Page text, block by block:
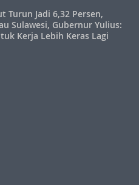
Turun Jadi 6,32 Persen,
Sulawesi, Gubernur Yulius:
Kerja Lebih Keras Lagi